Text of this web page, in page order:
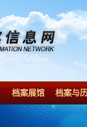
档案展馆 档案与